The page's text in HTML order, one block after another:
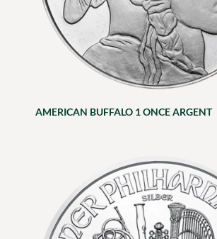
AMERICAN BUFFALO 1 ONCE ARGENT